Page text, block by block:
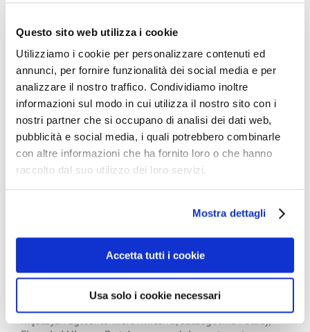
Questo sito web utilizza i cookie
Utilizziamo i cookie per personalizzare contenuti ed
annunci, per fornire funzionalità dei social media e per
analizzare il nostro traffico. Condividiamo inoltre
informazioni sul modo in cui utilizza il nostro sito con i
nostri partner che si occupano di analisi dei dati web,
pubblicità e social media, i quali potrebbero combinarle
con altre informazioni che ha fornito loro o che hanno
raccolto dal suo utilizzo dei loro servizi.
Mostra dettagli
Accetta tutti i cookie
Usa solo i cookie necessari
potencjalnych zagrożeń dla zdrowia związanych z
elektrycznymi suszarkami do rąk ze względu na
możliwość wydmuchiwania bakterii w powietrze.
Mężczyźni są bardziej zaniepokojeni niż kobiety, a
starsi, przy czym 70% osób w wieku od 18 do 34 lat wie
o możliwych zagrożeniach lub czytało o nich. Najbardziej
zaniepokojeni są Hiszpanie, a najmniej Włosi i
Brytyjczycy.
instytucja nie zapewnia preferowanej przez nich metody
osuszania rąk, wpływa to na ich ogólne postrzeganie
tego miejsca. I na tym nie koniec. Prawie połowa
stwierdziła, że podejmie działania, jeśli preferowana
niektórzy napiszą złą recenzję, szczególnie Finowie i
Polacy, inni natychmiast opuszczą lokal i nigdy do niego